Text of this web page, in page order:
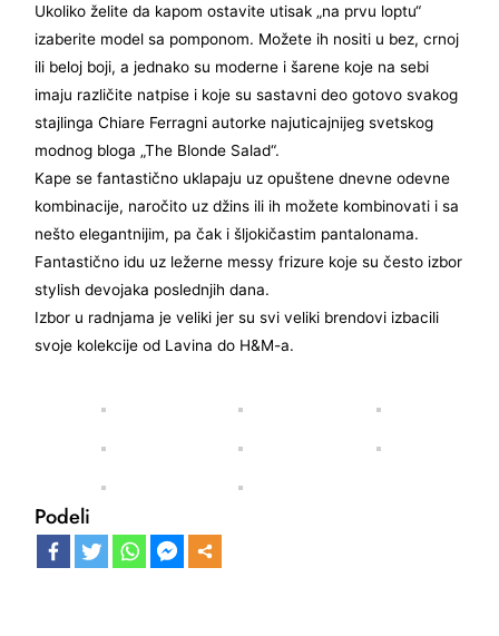
Ukoliko želite da kapom ostavite utisak „na prvu loptu“
izaberite model sa pomponom. Možete ih nositi u bez, crnoj
ili beloj boji, a jednako su moderne i šarene koje na sebi
imaju različite natpise i koje su sastavni deo gotovo svakog
stajlinga Chiare Ferragni autorke najuticajnijeg svetskog
modnog bloga „The Blonde Salad“.
Kape se fantastično uklapaju uz opuštene dnevne odevne
kombinacije, naročito uz džins ili ih možete kombinovati i sa
nešto elegantnijim, pa čak i šljokičastim pantalonama.
Fantastično idu uz ležerne messy frizure koje su često izbor
stylish devojaka poslednjih dana.
Izbor u radnjama je veliki jer su svi veliki brendovi izbacili
svoje kolekcije od Lavina do H&M-a.
Podeli